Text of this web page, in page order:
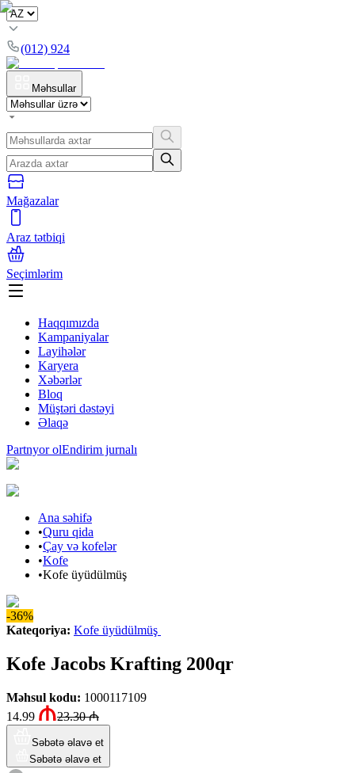
(012) 924
Məhsullar
Mağazalar
Araz tətbiqi
Seçimlərim
Haqqımızda
Kampaniyalar
Layihələr
Karyera
Xəbərlər
Bloq
Müştəri dəstəyi
Əlaqə
Partnyor olEndirim jurnalı
Ana səhifə
•Quru qida
•Çay və kofelər
•Kofe
•Kofe üyüdülmüş
-36%
Kateqoriya: Kofe üyüdülmüş
Kofe Jacobs Krafting 200qr
Məhsul kodu: 1000117109
14.99
23.30₼
Səbətə əlavə et
Səbətə əlavə et